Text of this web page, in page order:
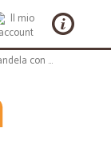
Candela con essenza profumata: evening onyx - serie jar - piccolo formato